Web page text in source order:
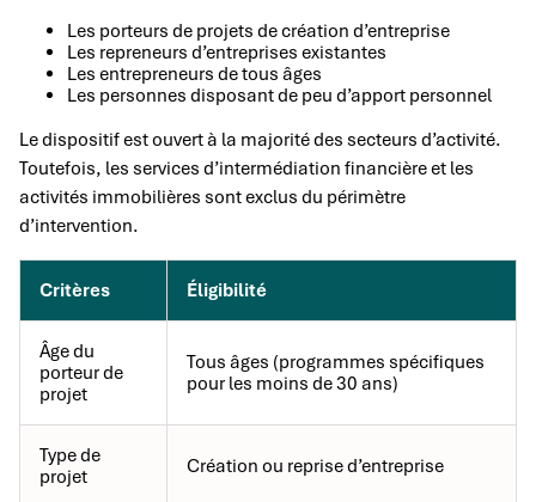
Les porteurs de projets de création d’entreprise
Les repreneurs d’entreprises existantes
Les entrepreneurs de tous âges
Les personnes disposant de peu d’apport personnel
Le dispositif est ouvert à la majorité des secteurs d’activité.
Toutefois, les services d’intermédiation financière et les
activités immobilières sont exclus du périmètre
d’intervention.
Critères Éligibilité
Âge du
porteur de
projet
Tous âges (programmes spécifiques
pour les moins de 30 ans)
Type de
projet
Création ou reprise d’entreprise